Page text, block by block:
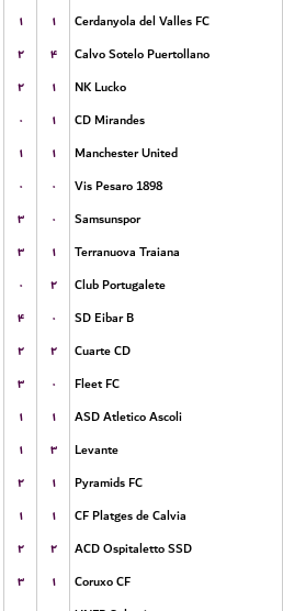
۱ ۱
Cerdanyola del Valles FC
۲ ۴
Calvo Sotelo Puertollano
۲ ۱
NK Lucko
۰ ۱
CD Mirandes
۱ ۱
Manchester United
۰ ۰
Vis Pesaro 1898
۳ ۰
Samsunspor
۳ ۱
Terranuova Traiana
۰ ۲
Club Portugalete
۴ ۰
SD Eibar B
۲ ۲
Cuarte CD
۳ ۰
Fleet FC
۱ ۱
ASD Atletico Ascoli
۱ ۳
Levante
۲ ۱
Pyramids FC
۱ ۱
CF Platges de Calvia
۲ ۲
ACD Ospitaletto SSD
۳ ۱
Coruxo CF